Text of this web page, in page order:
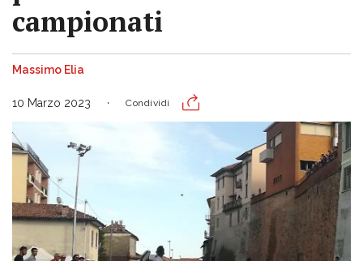
campionati
Massimo Elia
10 Marzo 2023 Condividi